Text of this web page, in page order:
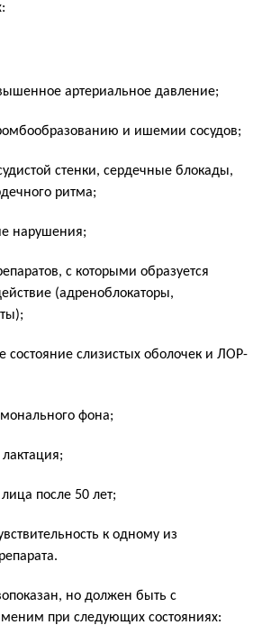
артериальное давление;
и ишемии сосудов;
стенки, сердечные блокады,
ритма;
нарушения;
с которыми образуется
(адреноблокаторы,
состояние слизистых оболочек и ЛОР-
фона;
после 50 лет;
к одному из
но должен быть с
при следующих состояниях: